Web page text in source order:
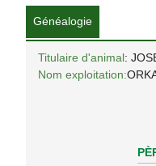
Généalogie
Titulaire d'animal:
Nom exploitation: